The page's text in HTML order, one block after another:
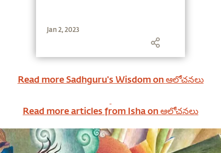
Jan 2, 2023
Read more Sadhguru's Wisdom onఆలోచనలు
Read more articles from Isha onఆలోచనలు